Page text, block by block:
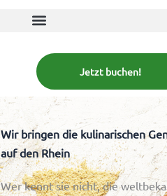
Jetzt buchen!
Wir bringen die kulinarischen
auf den Rhein
Wer kennt sie nicht, die